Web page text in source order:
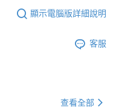
顯示電腦版詳細說明
客服
查看全部